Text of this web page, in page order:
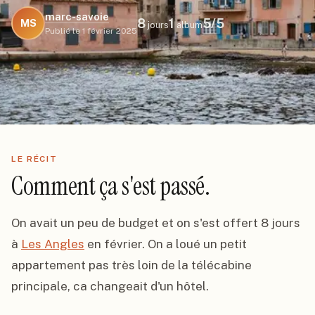
MS
marc-savoie
Publié le 1 février 2025
8jours1album5/5
LE RÉCIT
Comment ça s'est passé.
On avait un peu de budget et on s'est offert 8 jours
à Les Angles en février. On a loué un petit
appartement pas très loin de la télécabine
principale, ca changeait d'un hôtel.